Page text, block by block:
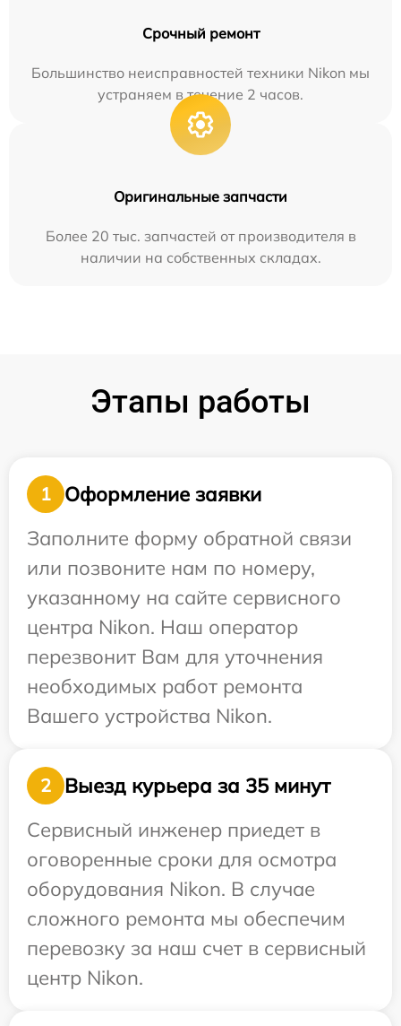
Срочный ремонт
Большинство неисправностей техники Nikon мы
устраняем в течение 2 часов.
Оригинальные запчасти
Более 20 тыс. запчастей от производителя в
наличии на собственных складах.
Этапы работы
1
Оформление заявки
Заполните форму обратной связи
или позвоните нам по номеру,
указанному на сайте сервисного
центра Nikon. Наш оператор
перезвонит Вам для уточнения
необходимых работ ремонта
Вашего устройства Nikon.
2
Выезд курьера за 35 минут
Сервисный инженер приедет в
оговоренные сроки для осмотра
оборудования Nikon. В случае
сложного ремонта мы обеспечим
перевозку за наш счет в сервисный
центр Nikon.